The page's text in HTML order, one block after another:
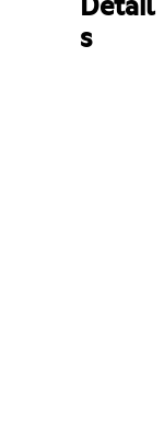
Detail
s